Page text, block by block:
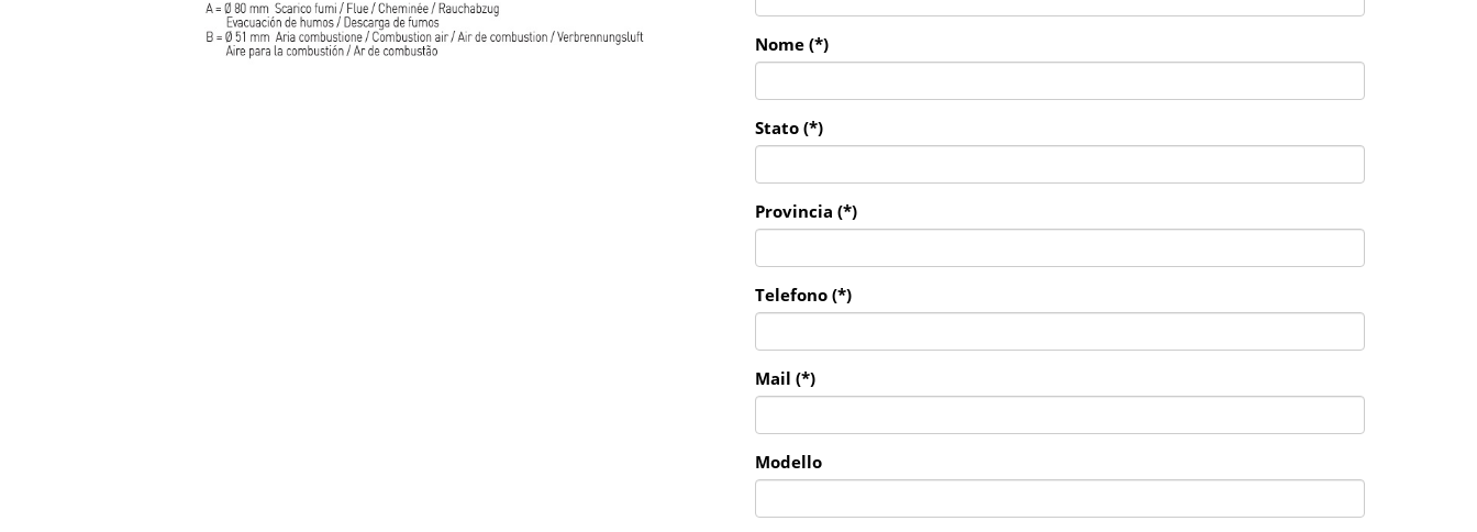
Nome (*)
Stato (*)
Provincia (*)
Telefono (*)
Mail (*)
Modello